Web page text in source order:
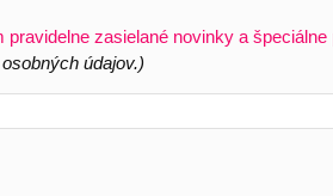
zasielané novinky a
údajov.)